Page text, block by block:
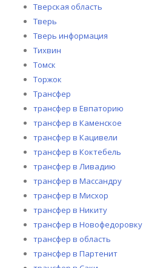
Тверская область
Тверь
Тверь информация
Тихвин
Томск
Торжок
Трансфер
трансфер в Евпаторию
трансфер в Каменское
трансфер в Кацивели
трансфер в Коктебель
трансфер в Ливадию
трансфер в Массандру
трансфер в Мисхор
трансфер в Никиту
трансфер в Новофедоровку
трансфер в область
трансфер в Партенит